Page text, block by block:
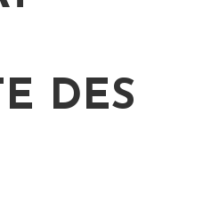
DES